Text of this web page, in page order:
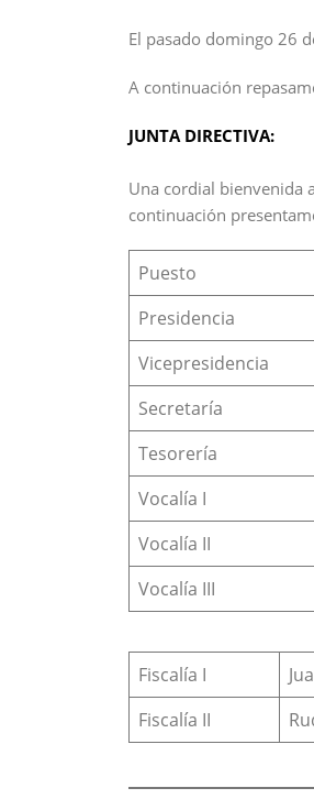
El pasado domingo 26
A continuación
JUNTA DIRECTIVA:
Una cordial bienvenida
continuación
Puesto
Presidencia
Vicepresidencia
Secretaría
Tesorería
Vocalía I
Vocalía II
Vocalía III
Fiscalía I
Fiscalía II